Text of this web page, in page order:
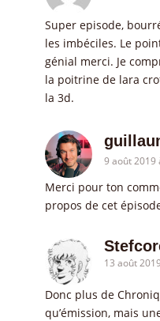
Super episode,
les imbéciles. Le
génial merci. Je
la poitrine de lara
la 3d.
9 août 2019
Merci pour ton
propos de cet
13 août
Donc plus de
qu’émission, mais